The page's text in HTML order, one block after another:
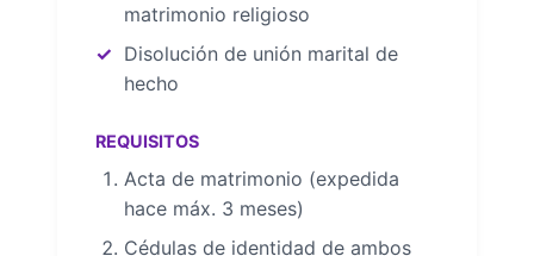
matrimonio religioso
Disolución de unión marital de
hecho
REQUISITOS
Acta de matrimonio (expedida
hace máx. 3 meses)
Cédulas de identidad de ambos